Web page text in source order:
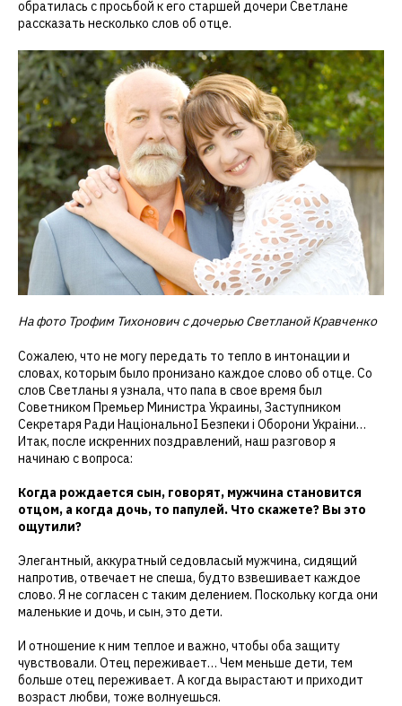
обратилась с просьбой к его старшей дочери Светлане
рассказать несколько слов об отце.
На фото Трофим Тихонович с дочерью Светланой Кравченко
Сожалею, что не могу передать то тепло в интонации и
словах, которым было пронизано каждое слово об отце. Со
слов Светланы я узнала, что папа в свое время был
Советником Премьер Министра Украины, Заступником
Секретаря Ради НацiональноI Безпеки i Оборони Украiни…
Итак, после искренних поздравлений, наш разговор я
начинаю с вопроса:
Когда рождается сын, говорят, мужчина становится
отцом, а когда дочь, то папулей. Что скажете? Вы это
ощутили?
Элегантный, аккуратный седовласый мужчина, сидящий
напротив, отвечает не спеша, будто взвешивает каждое
слово. Я не согласен с таким делением. Поскольку когда они
маленькие и дочь, и сын, это дети.
И отношение к ним теплое и важно, чтобы оба защиту
чувствовали. Отец переживает… Чем меньше дети, тем
больше отец переживает. А когда вырастают и приходит
возраст любви, тоже волнуешься.